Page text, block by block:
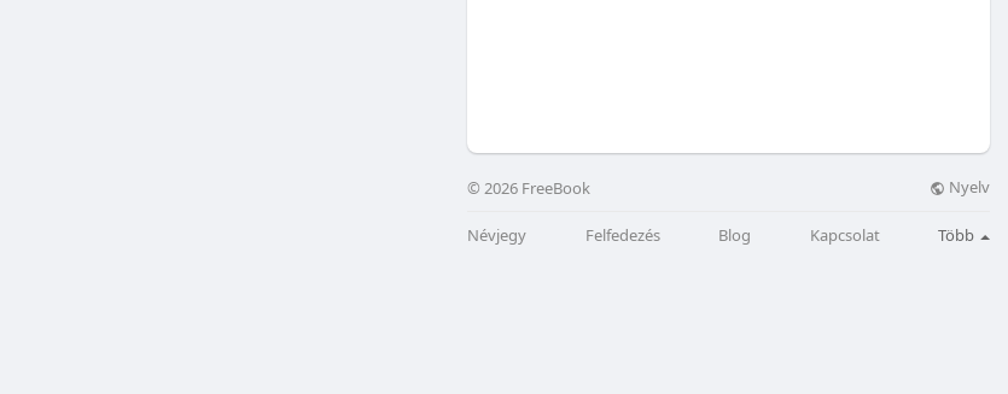
© 2026 FreeBook Nyelv
Névjegy Felfedezés Blog Kapcsolat Több